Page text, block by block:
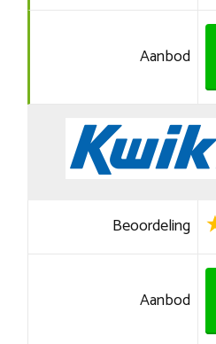
Aanbod
Beoordeling
Aanbod